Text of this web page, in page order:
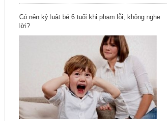
Có nên kỷ luật bé 6 tuổi khi phạm lỗi, không nghe
lời?